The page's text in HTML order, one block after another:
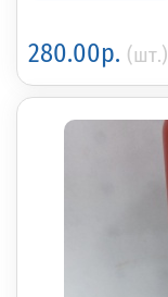
280.00р. (шт.)